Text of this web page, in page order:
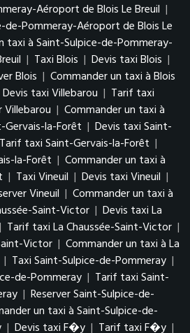
Aéroport de Blois Le Breuil |
de-Pommeray-Aéroport de Blois Le
taxi à Saint-Sulpice-de-Pommeray-
| Taxi Blois | Devis taxi Blois |
Blois | Commander un taxi à Blois
Devis taxi Villebarou | Tarif taxi
Villebarou | Commander un taxi à
Gervais-la-Forêt | Devis taxi Saint-
Tarif taxi Saint-Gervais-la-Forêt |
la-Forêt | Commander un taxi à
| Taxi Vineuil | Devis taxi Vineuil |
Vineuil | Commander un taxi à
Saint-Victor | Devis taxi La
| Tarif taxi La Chaussée-Saint-Victor |
Victor | Commander un taxi à La
| Taxi Saint-Sulpice-de-Pommeray |
de-Pommeray | Tarif taxi Saint-
| Reserver Saint-Sulpice-de-
un taxi à Saint-Sulpice-de-
| Devis taxi F�y | Tarif taxi F�y |